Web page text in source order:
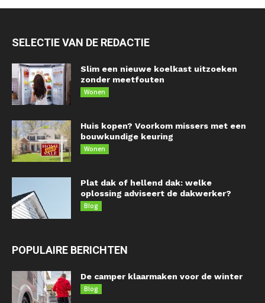
SELECTIE VAN DE REDACTIE
Slim een nieuwe koelkast uitzoeken
zonder meetfouten
Wonen
Huis kopen? Voorkom missers met een
bouwkundige keuring
Wonen
Plat dak of hellend dak: welke
oplossing adviseert de dakwerker?
Blog
POPULAIRE BERICHTEN
De camper klaarmaken voor de winter
Blog